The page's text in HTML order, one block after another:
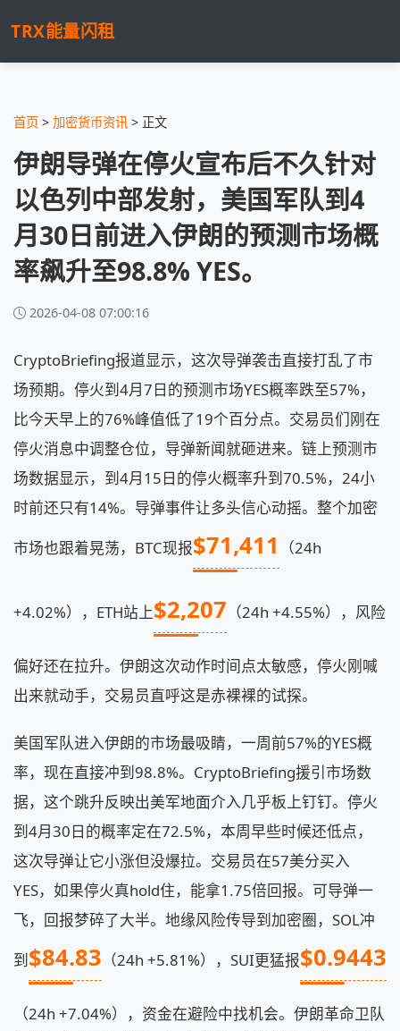
TRX能量闪租
首页 > 加密货币资讯 > 正文
伊朗导弹在停火宣布后不久针对
以色列中部发射，美国军队到4
月30日前进入伊朗的预测市场概
率飙升至98.8% YES。
2026-04-08 07:00:16
CryptoBriefing报道显示，这次导弹袭击直接打乱了市
场预期。停火到4月7日的预测市场YES概率跌至57%，
比今天早上的76%峰值低了19个百分点。交易员们刚在
停火消息中调整仓位，导弹新闻就砸进来。链上预测市
场数据显示，到4月15日的停火概率升到70.5%，24小
时前还只有14%。导弹事件让多头信心动摇。整个加密
市场也跟着晃荡，BTC现报$71,411 （24h
+4.02%），ETH站上$2,207 （24h +4.55%），风险
偏好还在拉升。伊朗这次动作时间点太敏感，停火刚喊
出来就动手，交易员直呼这是赤裸裸的试探。
美国军队进入伊朗的市场最吸睛，一周前57%的YES概
率，现在直接冲到98.8%。CryptoBriefing援引市场数
据，这个跳升反映出美军地面介入几乎板上钉钉。停火
到4月30日的概率定在72.5%，本周早些时候还低点，
这次导弹让它小涨但没爆拉。交易员在57美分买入
YES，如果停火真hold住，能拿1.75倍回报。可导弹一
飞，回报梦碎了大半。地缘风险传导到加密圈，SOL冲
到$84.83 （24h +5.81%），SUI更猛报$0.9443
（24h +7.04%），资金在避险中找机会。伊朗革命卫队